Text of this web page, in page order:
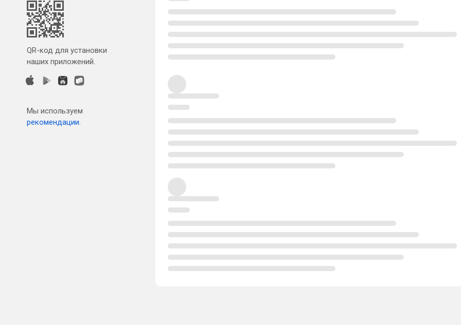
QR-код для установки
наших приложений.
Мы используем
рекомендации.